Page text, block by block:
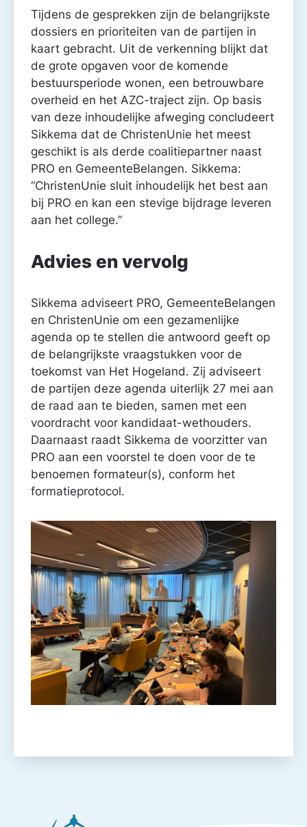
Tijdens de gesprekken zijn de belangrijkste
dossiers en prioriteiten van de partijen in
kaart gebracht. Uit de verkenning blijkt dat
de grote opgaven voor de komende
bestuursperiode wonen, een betrouwbare
overheid en het AZC-traject zijn. Op basis
van deze inhoudelijke afweging concludeert
Sikkema dat de ChristenUnie het meest
geschikt is als derde coalitiepartner naast
PRO en GemeenteBelangen. Sikkema:
“ChristenUnie sluit inhoudelijk het best aan
bij PRO en kan een stevige bijdrage leveren
aan het college.”
Advies en vervolg
Sikkema adviseert PRO, GemeenteBelangen
en ChristenUnie om een gezamenlijke
agenda op te stellen die antwoord geeft op
de belangrijkste vraagstukken voor de
toekomst van Het Hogeland. Zij adviseert
de partijen deze agenda uiterlijk 27 mei aan
de raad aan te bieden, samen met een
voordracht voor kandidaat-wethouders.
Daarnaast raadt Sikkema de voorzitter van
PRO aan een voorstel te doen voor de te
benoemen formateur(s), conform het
formatieprotocol.